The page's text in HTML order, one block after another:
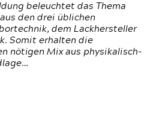
beleuchtet das Thema
den drei üblichen
dem Lackhersteller
Somit erhalten die
nötigen Mix aus physikalisch-